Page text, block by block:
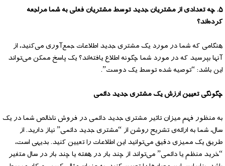
۵. چه تعدادی از مشتریان جدید توسط مشتریان فعلی به شما مراجعه
کرده‌اند؟
هنگامی که شما در مورد یک مشتری جدید اطلاعات جمع‌آوری می‌کنید، از
آنها بپرسید که در مورد شما چگونه اطلاع یافته‌اند؟ یک پاسخ ممکن می‌تواند
این باشد: “توصیه شده توسط یک دوست”.
چگونگی تعیین ارزش یک مشتری جدید دائمی
به منظور فهم میزان تاثیر مشتری جدید دائمی در فروش ناخالص شما در یک
سال، شما به ارائه‌ی تشریح روشن از “مشتری جدید دائمی” نیاز دارید. از
طریق یک ممیزی دقیق می‌توانید این اطلاعات را تعیین کنید. بدیهی است،
“خرید منظم یا دائمی” می‌تواند از چند بار در هفته یا چند بار در سال متغیر